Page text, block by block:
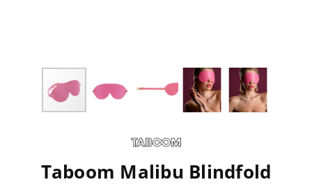
Taboom Malibu Blindfold